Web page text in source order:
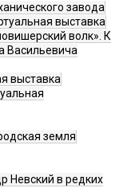
завода
выставка
волк». К
Васильевича
выставка
земля
Невский в редких